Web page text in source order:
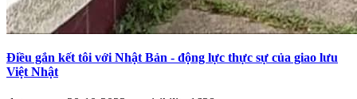
Điều gắn kết tôi với Nhật Bản - động lực thực sự của giao lưu
Việt Nhật